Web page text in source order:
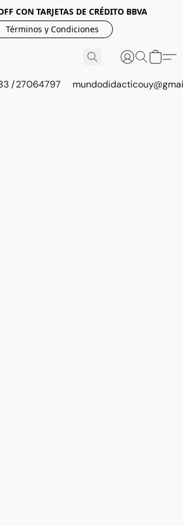
CON TARJETAS DE CRÉDITO BBVA
Términos y Condiciones
/ 27064797